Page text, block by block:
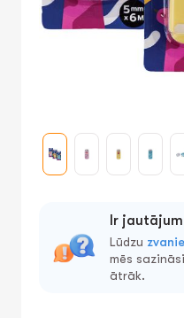
Ir
Lūdzu
mēs
ātrāk.